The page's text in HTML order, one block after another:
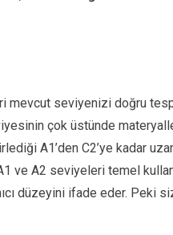
mevcut seviyenizi doğru
çok üstünde
A1’den C2’ye kadar
ve A2 seviyeleri temel
düzeyini ifade eder. Peki